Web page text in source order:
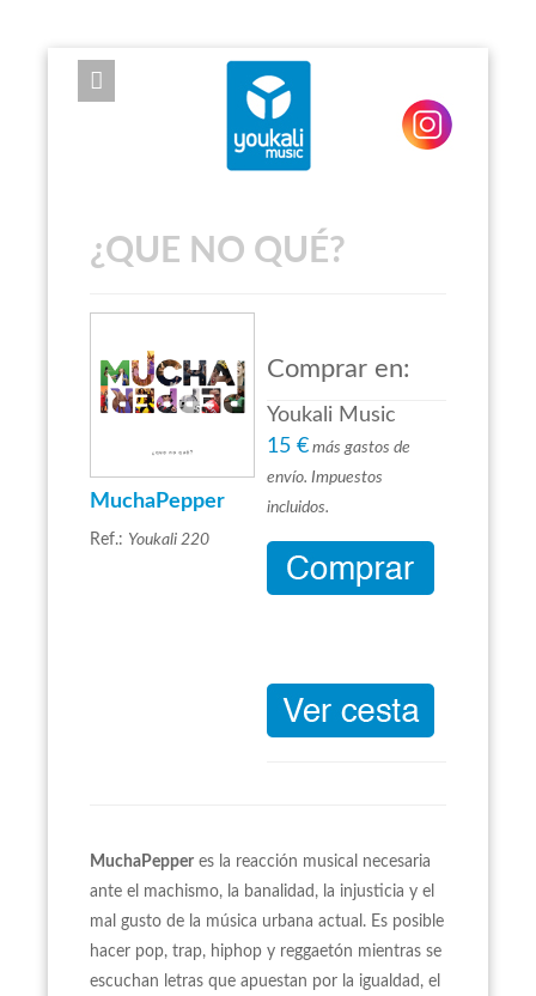
EXPOSE FRAMEWORK FOR JOOMLA 2.5 AND 3.0+
¿QUE NO QUÉ?
MuchaPepper
Ref.: Youkali 220
Comprar en:
Youkali Music
15 € más gastos de
envío. Impuestos
incluidos.
MuchaPepper es la reacción musical necesaria
ante el machismo, la banalidad, la injusticia y el
mal gusto de la música urbana actual. Es posible
hacer pop, trap, hiphop y reggaetón mientras se
escuchan letras que apuestan por la igualdad, el